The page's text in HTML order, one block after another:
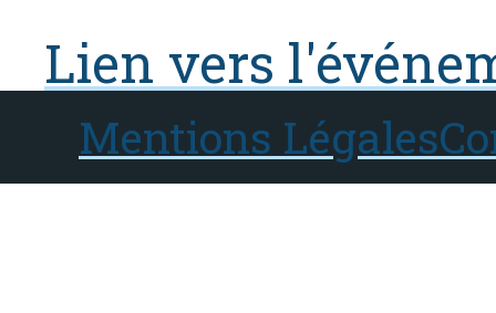
Lien vers
Mentions Légales